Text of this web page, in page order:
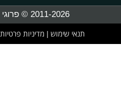
2011-2026 © פרוגי תקשורת בע"מ
תנאי שימוש מדיניות פרטיות